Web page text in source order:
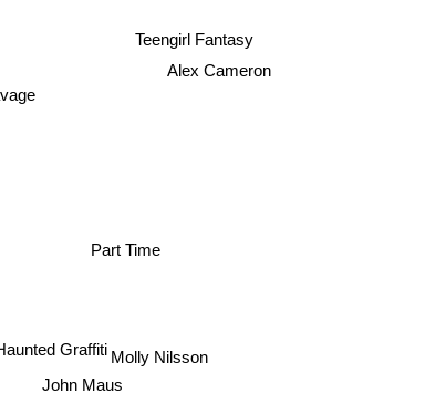
Graffiti
John Maus
Molly Nilsson
Part Time
Alex Cameron
Teengirl Fantasy